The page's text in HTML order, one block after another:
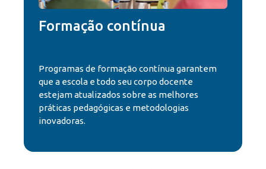
Formação contínua
Programas de formação contínua garantem
que a escola e todo seu corpo docente
estejam atualizados sobre as melhores
práticas pedagógicas e metodologias
inovadoras.